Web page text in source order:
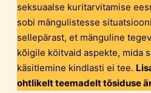
seksuaalse kuritarvitamise
sobi mängulistesse
sellepärast, et mänguline
kõigile köitvaid aspekte, mida
käsitlemine kindlasti ei tee.
ohtlikelt teemadelt tõsiduse